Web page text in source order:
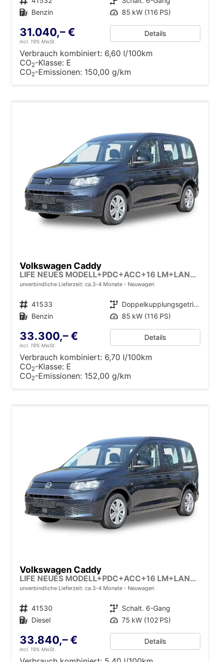
Kraftstoff Benzin Leistung 85 kW (116 PS)
31.040,– €
incl. 19% MwSt.
Details
Verbrauch kombiniert: 6,60 l/100km
CO2-Klasse: E
CO2-Emissionen: 150,00 g/km
Volkswagen Caddy
LIFE NEUES MODELL+PDC+ACC+16 LM+LANE ASSIST
unverbindliche Lieferzeit: ca.3-4 Monate Neuwagen
Fahrzeugnr. 41533 Getriebe
Doppelkupplungsgetriebe (DSG)
Kraftstoff Benzin Leistung 85 kW (116 PS)
33.300,– €
incl. 19% MwSt.
Details
Verbrauch kombiniert: 6,70 l/100km
CO2-Klasse: E
CO2-Emissionen: 152,00 g/km
Volkswagen Caddy
LIFE NEUES MODELL+PDC+ACC+16 LM+LANE ASSIST
unverbindliche Lieferzeit: ca.3-4 Monate Neuwagen
Fahrzeugnr. 41530 Getriebe Schalt. 6-Gang
Kraftstoff Diesel Leistung 75 kW (102 PS)
33.840,– €
incl. 19% MwSt.
Details